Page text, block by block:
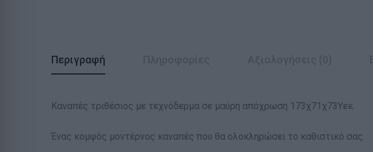
Περιγραφή
Καναπές τριθέσιος με τεχνόδερμα σε μαύρη απόχρωση 173χ71χ73Υεκ.
Ένας κομψός μοντέρνος καναπές που θα ολοκληρώσει το καθιστικό σας.